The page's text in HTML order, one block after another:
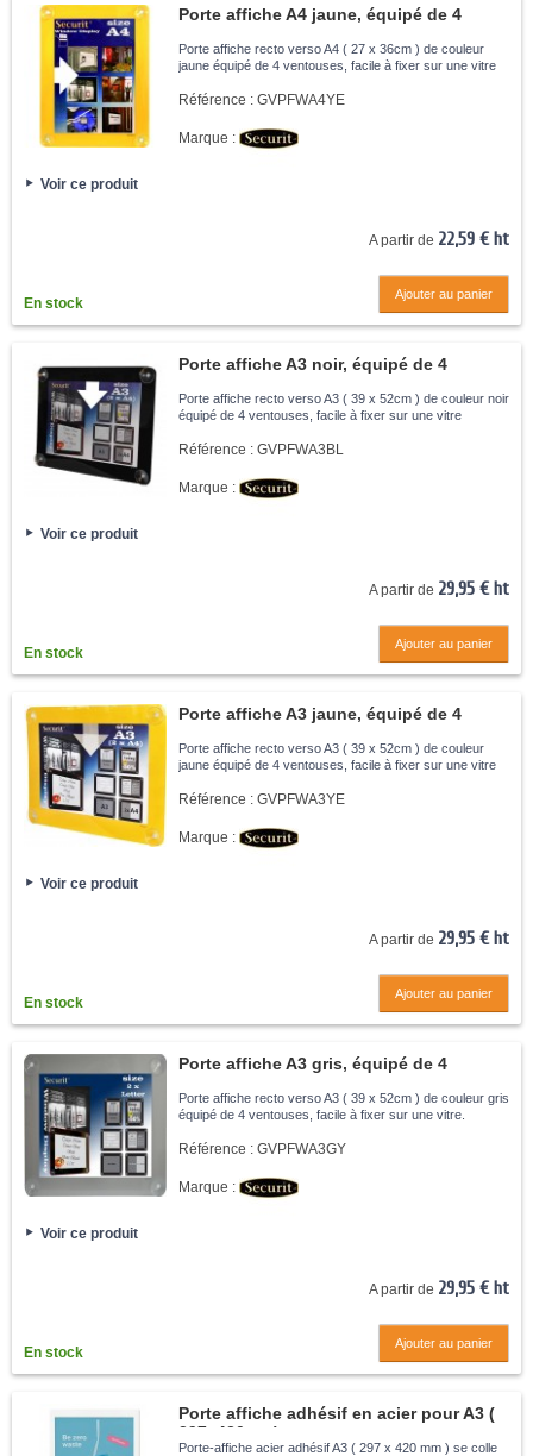
Porte affiche A4 jaune, équipé de 4
Porte affiche recto verso A4 ( 27 x 36cm ) de couleur
jaune équipé de 4 ventouses, facile à fixer sur une vitre
Référence : GVPFWA4YE
Marque :
Voir ce produit
A partir de 22,59 € ht
En stock
Ajouter au panier
Porte affiche A3 noir, équipé de 4
Porte affiche recto verso A3 ( 39 x 52cm ) de couleur noir
équipé de 4 ventouses, facile à fixer sur une vitre
Référence : GVPFWA3BL
Marque :
Voir ce produit
A partir de 29,95 € ht
En stock
Ajouter au panier
Porte affiche A3 jaune, équipé de 4
Porte affiche recto verso A3 ( 39 x 52cm ) de couleur
jaune équipé de 4 ventouses, facile à fixer sur une vitre
Référence : GVPFWA3YE
Marque :
Voir ce produit
A partir de 29,95 € ht
En stock
Ajouter au panier
Porte affiche A3 gris, équipé de 4
Porte affiche recto verso A3 ( 39 x 52cm ) de couleur gris
équipé de 4 ventouses, facile à fixer sur une vitre.
Référence : GVPFWA3GY
Marque :
Voir ce produit
A partir de 29,95 € ht
En stock
Ajouter au panier
Porte affiche adhésif en acier pour A3 (
297x420mm)
Porte-affiche acier adhésif A3 ( 297 x 420 mm ) se colle